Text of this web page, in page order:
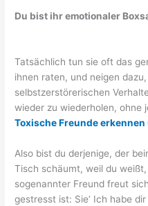
Du bist ihr emotionaler
Tatsächlich tun sie oft das
ihnen raten, und neigen
selbstzerstörerischen
wieder zu wiederholen, ohne
Toxische Freunde
Also bist du derjenige, der
Tisch schäumt, weil du
sogenannter Freund freut
gestresst ist: Sie‘ Ich habe